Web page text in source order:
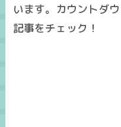
います。カウントダ
記事をチェック！